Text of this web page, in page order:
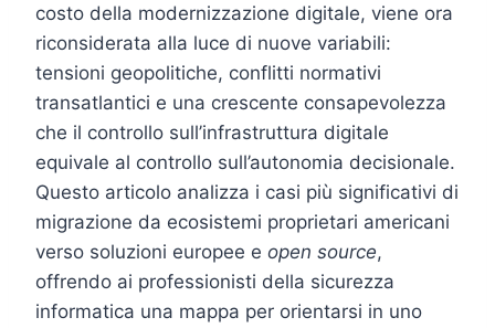
costo della modernizzazione digitale, viene ora
riconsiderata alla luce di nuove variabili:
tensioni geopolitiche, conflitti normativi
transatlantici e una crescente consapevolezza
che il controllo sull’infrastruttura digitale
equivale al controllo sull’autonomia decisionale.
Questo articolo analizza i casi più significativi di
migrazione da ecosistemi proprietari americani
verso soluzioni europee e open source,
offrendo ai professionisti della sicurezza
informatica una mappa per orientarsi in uno